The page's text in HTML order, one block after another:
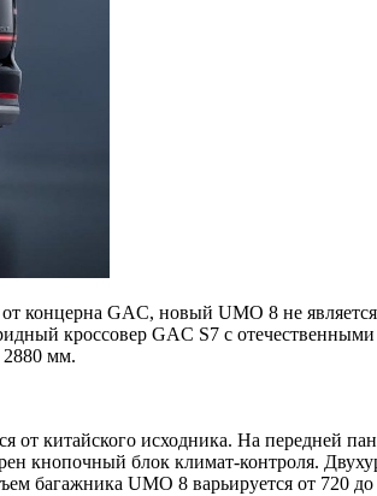
GAC, новый UMO 8 не
кроссовер GAC S7 с
мм.
от китайского исходника. На передней
кнопочный блок климат-контроля.
багажника UMO 8 варьируется от 720